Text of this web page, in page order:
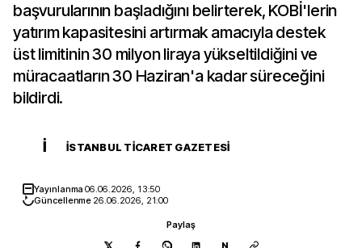
başvurularının başladığını belirterek, KOBİ'lerin
yatırım kapasitesini artırmak amacıyla destek
üst limitinin 30 milyon liraya yükseltildiğini ve
müracaatların 30 Haziran'a kadar süreceğini
bildirdi.
İ İSTANBUL TICARET GAZETESI
Yayınlanma06.06.2026, 13:50
Güncellenme 26.06.2026, 21:00
Paylaş
N